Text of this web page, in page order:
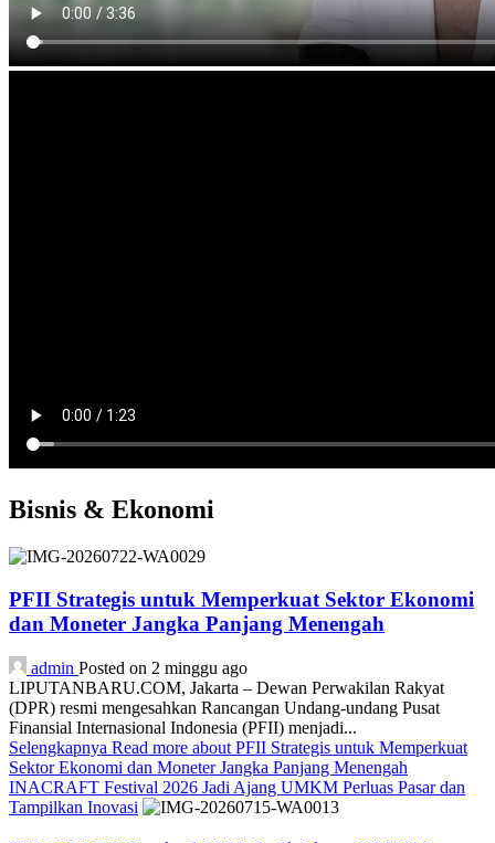
Bisnis & Ekonomi
PFII Strategis untuk Memperkuat Sektor Ekonomi
dan Moneter Jangka Panjang Menengah
admin Posted on 2 minggu ago
LIPUTANBARU.COM, Jakarta – Dewan Perwakilan Rakyat
(DPR) resmi mengesahkan Rancangan Undang-undang Pusat
Finansial Internasional Indonesia (PFII) menjadi...
Selengkapnya Read more about PFII Strategis untuk Memperkuat
Sektor Ekonomi dan Moneter Jangka Panjang Menengah
INACRAFT Festival 2026 Jadi Ajang UMKM Perluas Pasar dan
Tampilkan Inovasi